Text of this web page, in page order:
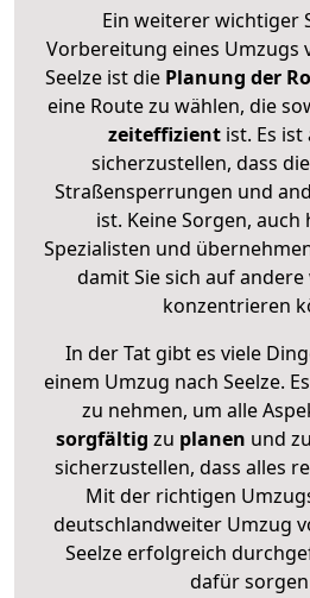
Ein weiterer wichtiger
Vorbereitung eines Umzugs
Seelze ist die Planung der
eine Route zu wählen, die
zeiteffizientist. Es ist
sicherzustellen, dass
Straßensperrungen und
ist. Keine Sorgen,
Spezialisten und
damit Sie sich auf
konzentrieren
In der Tat gibt es viele
einem Umzug nach Seelze.
zu nehmen, um alle
sorgfältig zu planen und zu
sicherzustellen, dass alles
Mit der richtigen
deutschlandweiter Umzug
Seelze erfolgreich
dafür sorgen